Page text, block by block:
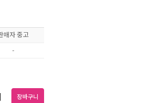
매자 중고
-
장바구니